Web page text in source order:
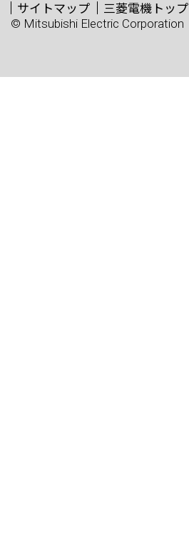
サイトマップ
三菱電機トップ
© Mitsubishi Electric Corporation